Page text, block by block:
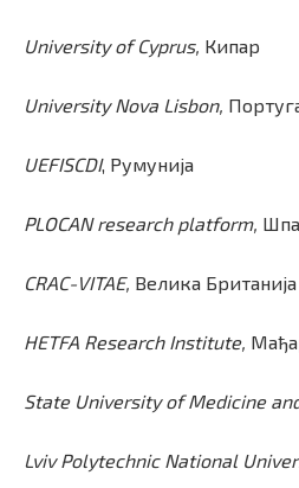
University of Cyprus, Кипар
University Nova Lisbon,
UEFISCDI, Румунија
PLOCAN research platform,
CRAC-VITAE, Велика Британија
HETFA Research Institute,
State University of Medicine
Lviv Polytechnic National